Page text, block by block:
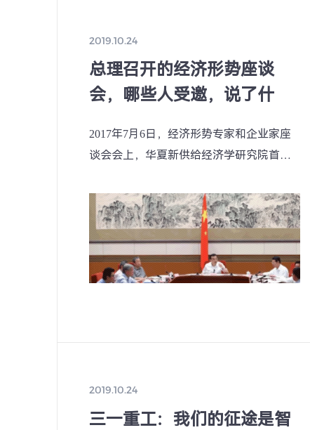
2019.10.24
总理召开的经济形势座谈
会，哪些人受邀，说了什
2017年7月6日，经济形势专家和企业家座
谈会会上，华夏新供给经济学研究院首席
“挖掘机指数” 。
2019.10.24
三一重工：我们的征途是智